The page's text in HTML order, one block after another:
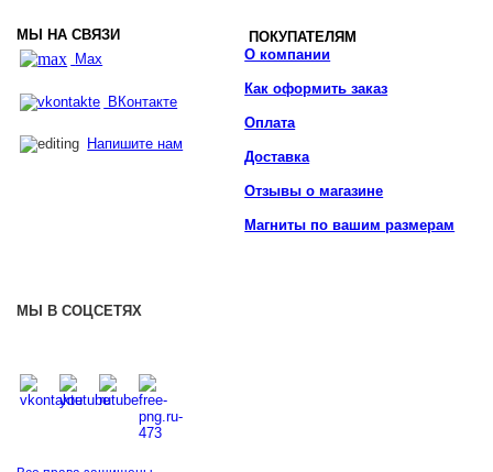
МЫ НА СВЯЗИ
ПОКУПАТЕЛЯМ
Max
ВКонтакте
Напишите нам
О компании
Как оформить заказ
Оплата
Доставка
Отзывы о магазине
Магниты по вашим размерам
МЫ В СОЦСЕТЯХ